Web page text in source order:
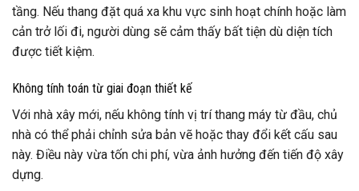
tầng. Nếu thang đặt quá xa khu vực sinh hoạt chính hoặc làm
cản trở lối đi, người dùng sẽ cảm thấy bất tiện dù diện tích
được tiết kiệm.
Không tính toán từ giai đoạn thiết kế
Với nhà xây mới, nếu không tính vị trí thang máy từ đầu, chủ
nhà có thể phải chỉnh sửa bản vẽ hoặc thay đổi kết cấu sau
này. Điều này vừa tốn chi phí, vừa ảnh hưởng đến tiến độ xây
dựng.